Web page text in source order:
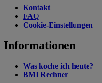
Kontakt
FAQ
Cookie-Einstellungen
Informationen
Was koche ich heute?
BMI Rechner